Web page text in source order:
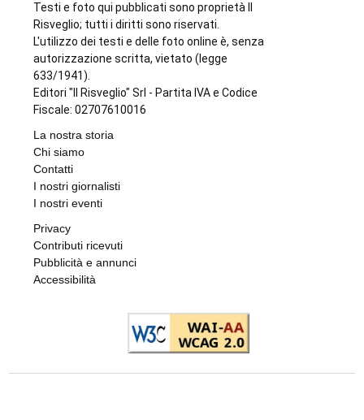
Testi e foto qui pubblicati sono proprietà Il
Risveglio; tutti i diritti sono riservati.
L'utilizzo dei testi e delle foto online è, senza
autorizzazione scritta, vietato (legge
633/1941).
Editori "Il Risveglio" Srl - Partita IVA e Codice
Fiscale: 02707610016
La nostra storia
Chi siamo
Contatti
I nostri giornalisti
I nostri eventi
Privacy
Contributi ricevuti
Pubblicità e annunci
Accessibilità